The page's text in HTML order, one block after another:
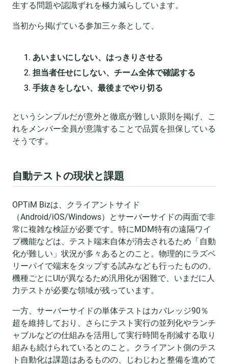
生する問題や認識ずれを極力減らしています。
当初から掲げている参加三ヶ条として、
あいまいにしない、はっきりさせる
担当者任せにしない、チーム全体で確認する
手抜きをしない、最後までやり切る
というシンプルだが意外と徹底が難しい原則を掲げ、こ
れをメンバー全員が意識することで品質を担保している
そうです。
自動テストの現状と課題
OPTiM Bizは、クライアントサイド
（Android/iOS/Windows）とサーバーサイドの両面で非
常に複雑な検証が必要です。特にMDM特有の遠隔ワイ
プ機能などは、テスト端末自体が消去されるため「自動
化が難しい」状況が多々あるとのこと。物理的にラズベ
リーパイで端末をタップする試みなども行ったものの、
機種ごとにUIが異なるため汎用化が困難で、いまだに人
力テストが必要な領域が残っています。
一方、サーバーサイドの単体テストはカバレッジ90％
超を維持しており、さらにテスト実行の並列化やランチ
ャブルなどの仕組みを活用して実行時間を削減する取り
組みも続けられているとのこと。クライアント側のテス
ト自動化は課題はあるものの、じわじわと整備を進めて